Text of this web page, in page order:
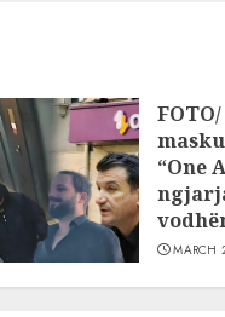
“One
MARCH